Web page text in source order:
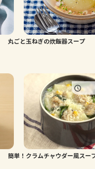
丸ごと玉ねぎの炊飯器スープ
簡単！クラムチャウダー風スー